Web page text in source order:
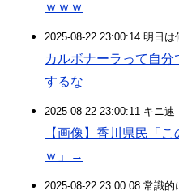
ｗｗｗ
2025-08-22 23:00:14 明日
カルボナーラって自
するな
2025-08-22 23:00:11 キニ速
【画像】香川県民「
ｗ」→
2025-08-22 23:00:08 常識的